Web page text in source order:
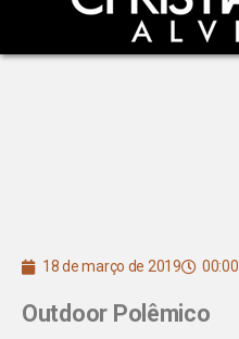
18 de março de 2019 00:00
Outdoor Polêmico